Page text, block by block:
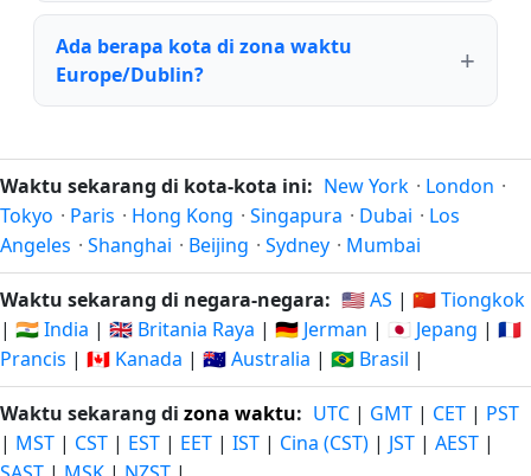
Ada berapa kota di zona waktu
Europe/Dublin?
Waktu sekarang di kota-kota ini: New York · London ·
Tokyo · Paris · Hong Kong · Singapura · Dubai · Los
Angeles · Shanghai · Beijing · Sydney · Mumbai
Waktu sekarang di negara-negara: 🇺🇸 AS | 🇨🇳 Tiongkok
| 🇮🇳 India | 🇬🇧 Britania Raya | 🇩🇪 Jerman | 🇯🇵 Jepang | 🇫🇷
Prancis | 🇨🇦 Kanada | 🇦🇺 Australia | 🇧🇷 Brasil |
Waktu sekarang di zona waktu: UTC | GMT | CET | PST
| MST | CST | EST | EET | IST | Cina (CST) | JST | AEST |